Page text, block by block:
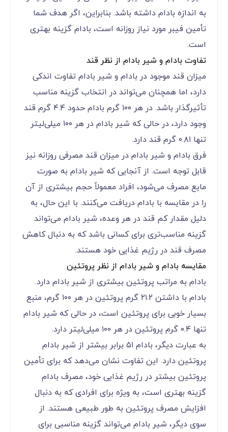
به اندازه بادام داشته باشد. بنابراین، اگر هدف شما
تأمین فیبر مورد نیاز روزانه است، بادام گزینه بهتری
است.
تفاوت بادام و شیر بادام از نظر قند
میزان قند موجود در بادام و شیر بادام تفاوت اندکی
دارد، اما همچنان می‌تواند در انتخاب گزینه مناسب
تأثیرگذار باشد. در هر ۱۰۰ گرم بادام حدود ۴.۴ گرم قند
وجود دارد، در حالی که شیر بادام در هر ۱۰۰ میلی‌لیتر
تنها ۰.۸۱ گرم قند دارد.
فرق بادام و شیر بادام در میزان قند مصرفی روزانه نیز
قابل توجه است. از آنجایی که شیر بادام به صورت
مایع مصرف می‌شود، افراد معمولاً حجم بیشتری از آن
را در مقایسه با بادام دریافت می‌کنند. با این حال، به
دلیل مقدار کم قند در هر وعده، شیر بادام می‌تواند
گزینه مناسب‌تری برای کسانی باشد که به دنبال کاهش
مصرف قند در رژیم غذایی خود هستند.
مقایسه بادام و شیر بادام از نظر پروتئین
بادام به مراتب پروتئین بیشتری از شیر بادام دارد.
بادام با داشتن ۲۱.۲ گرم پروتئین در هر ۱۰۰ گرم، منبع
بسیار خوبی برای پروتئین است، در حالی که شیر بادام
تنها ۰.۴ گرم پروتئین در هر ۱۰۰ میلی‌لیتر دارد.
به عبارت دیگر، بادام ۵۱ برابر بیشتر از شیر بادام
پروتئین دارد. این تفاوت نشان می‌دهد که برای تأمین
پروتئین بیشتر در رژیم غذایی خود، مصرف بادام
گزینه بهتری است، به ویژه برای افرادی که به دنبال
افزایش مصرف پروتئین به طور طبیعی هستند. از
سوی دیگر، شیر بادام می‌تواند گزینه مناسبی برای